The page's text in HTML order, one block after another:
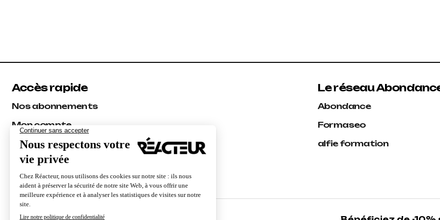
Accès rapide
Nos abonnements
Mon compte
Les experts Réacteur
Audit SEO
Formations SEO
Le réseau
Abondance
Formaseo
alfie formation